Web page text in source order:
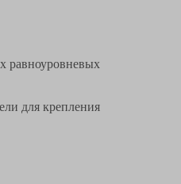
равноуровневых
для крепления